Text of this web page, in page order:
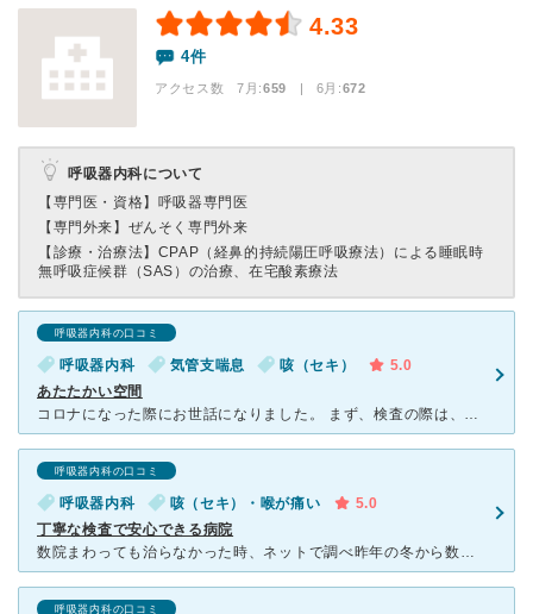
4.33
4件
アクセス数 7月:659 | 6月:672
呼吸器内科について
【専門医・資格】 呼吸器専門医
【専門外来】 ぜんそく専門外来
【診療・治療法】 CPAP（経鼻的持続陽圧呼吸療法）による睡眠時
無呼吸症候群（SAS）の治療、在宅酸素療法
呼吸器内科の口コミ
呼吸器内科 気管支喘息 咳（セキ）
5.0
あたたかい空間
コロナになった際にお世話になりました。 まず、検査の際は、駐車場で行いました。 時期的にコロナの疑いがある状態では、必要最低限の会話しかしてもらえないところ、「つけた瞬間陽性が出ましたよ〜。きっと
呼吸器内科の口コミ
呼吸器内科 咳（セキ）・喉が痛い
5.0
丁寧な検査で安心できる病院
数院まわっても治らなかった時、ネットで調べ昨年の冬から数回お世話になっている病院です。 呼吸の検査が2種類？あり、喘息の度合いをデータ化して詳しく見る事ができます。 先生は穏やかな話し方で、患者に
呼吸器内科の口コミ